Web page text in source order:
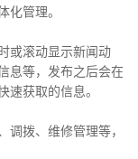
化管理。
或滚动显示新闻动
息等，发布之后会在
速获取的信息。
调拨、维修管理等，